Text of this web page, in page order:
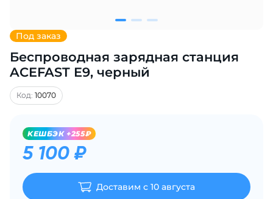
Под заказ
Беспроводная зарядная станция
ACEFAST E9, черный
Код: 10070
KЕШБЭК +255₽
5 100 ₽
Доставим с 10 августа
% картой любого банка
Получайте товар
выбранный способом
списываться
по25%каждые 2 недели
Подробнее